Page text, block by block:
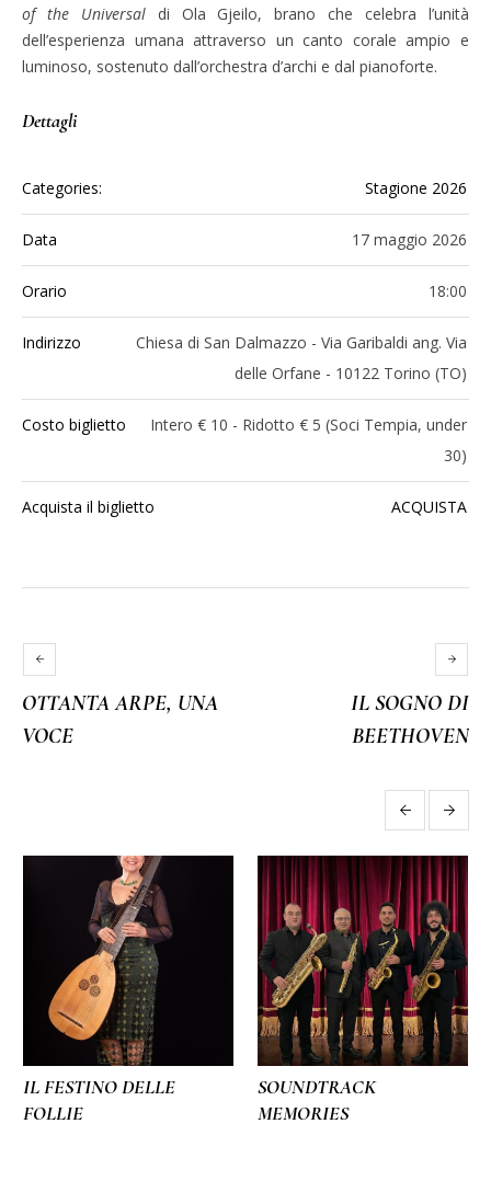
of the Universaldi Ola Gjeilo, brano che celebra l’unità
dell’esperienza umana attraverso un canto corale ampio e
luminoso, sostenuto dall’orchestra d’archi e dal pianoforte.
Dettagli
Categories: Stagione 2026
Data 17 maggio 2026
Orario 18:00
Indirizzo
Chiesa di San Dalmazzo - Via Garibaldi ang. Via
delle Orfane - 10122 Torino (TO)
Costo biglietto
Intero € 10 - Ridotto € 5 (Soci Tempia, under
30)
Acquista il biglietto ACQUISTA
OTTANTA ARPE, UNA
VOCE
IL SOGNO DI
BEETHOVEN
More projects
IL FESTINO DELLE
FOLLIE
SOUNDTRACK
MEMORIES